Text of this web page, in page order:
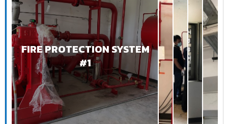
FIRE PROTECTION SYSTEM
#1